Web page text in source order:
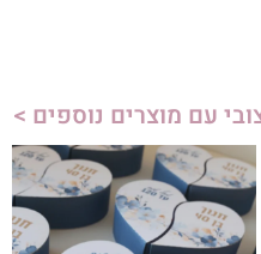
עם מוצרים נוספים >